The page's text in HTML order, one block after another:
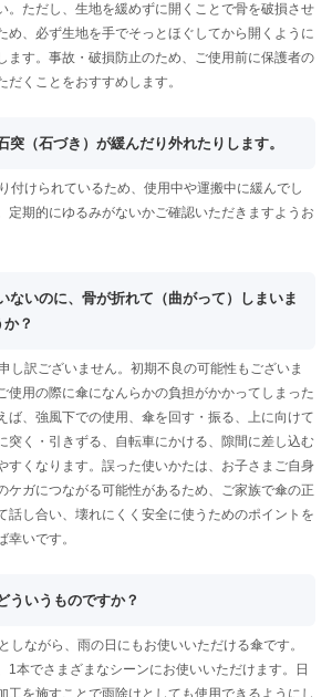
。ただし、生地を緩めずに開くことで骨を破損させ
め、必ず生地を手でそっとほぐしてから開くように
ます。事故・破損防止のため、ご使用前に保護者の
だくことをおすすめします。
突（石づき）が緩んだり外れたりします。
付けられているため、使用中や運搬中に緩んでし
定期的にゆるみがないかご確認いただきますようお
ないのに、骨が折れて（曲がって）しまいま
？
し訳ございません。初期不良の可能性もございま
使用の際に傘になんらかの負担がかかってしまった
ば、強風下での使用、傘を回す・振る、上に向けて
突く・引きずる、自転車にかける、隙間に差し込む
すくなります。誤った使いかたは、お子さまご自身
ケガにつながる可能性があるため、ご家族で傘の正
話し合い、壊れにくく安全に使うためのポイントを
幸いです。
ういうものですか？
しながら、雨の日にもお使いいただける傘です。
1本でさまざまなシーンにお使いいただけます。日